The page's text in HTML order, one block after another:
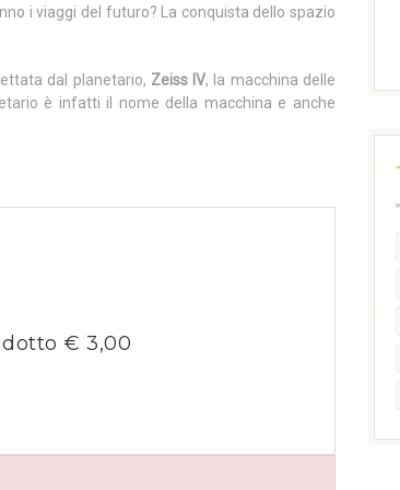
i viaggi del futuro? La conquista dello spazio
dal planetario, Zeiss IV, la macchina delle
è infatti il nome della macchina e anche
€ 3,00